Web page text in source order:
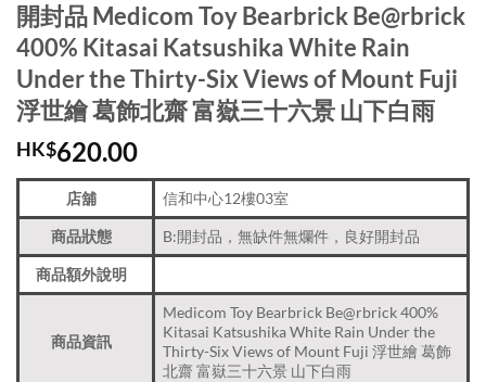
開封品 Medicom Toy Bearbrick Be@rbrick
400% Kitasai Katsushika White Rain
Under the Thirty-Six Views of Mount Fuji
浮世繪 葛飾北齋 富嶽三十六景 山下白雨
HK$620.00
店舖 信和中心12樓03室
商品狀態 B:開封品，無缺件無爛件，良好開封品
商品額外說明
商品資訊
Medicom Toy Bearbrick Be@rbrick 400%
Kitasai Katsushika White Rain Under the
Thirty-Six Views of Mount Fuji 浮世繪 葛飾
北齋 富嶽三十六景 山下白雨